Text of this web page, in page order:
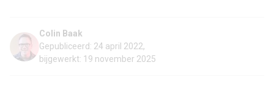
Colin Baak
Gepubliceerd: 24 april 2022,
bijgewerkt: 19 november 2025